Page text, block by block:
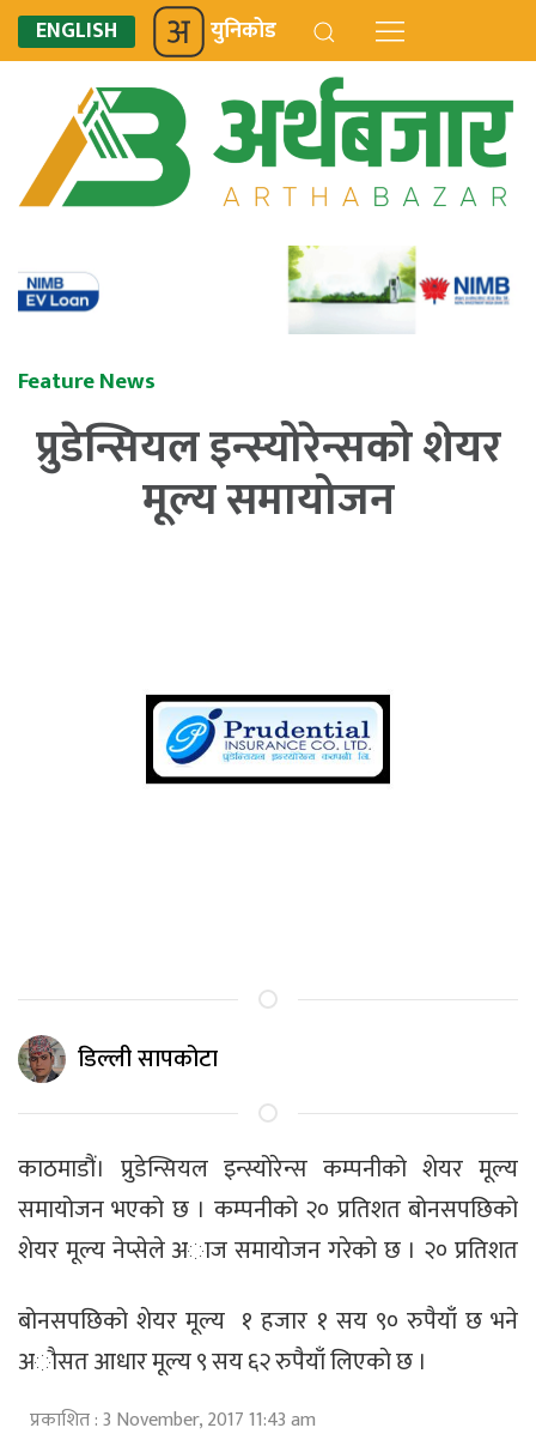
ENGLISH युनिकोड
Feature News
प्रुडेन्सियल इन्स्योरेन्सको शेयर
मूल्य समायोजन
डिल्ली सापकोटा
काठमाडौं। प्रुडेन्सियल इन्स्योरेन्स कम्पनीको शेयर मूल्य
समायोजन भएको छ । कम्पनीको २० प्रतिशत बोनसपछिको
शेयर मूल्य नेप्सेले अाज समायोजन गरेकाे छ । २० प्रतिशत
बोनसपछिको शेयर मूल्य १ हजार १ सय ९० रुपैयाँ छ भने
अाैसत आधार मूल्य ९ सय ६२ रुपैयाँ लिएकाे छ ।
प्रकाशित : 3 November, 2017 11:43 am